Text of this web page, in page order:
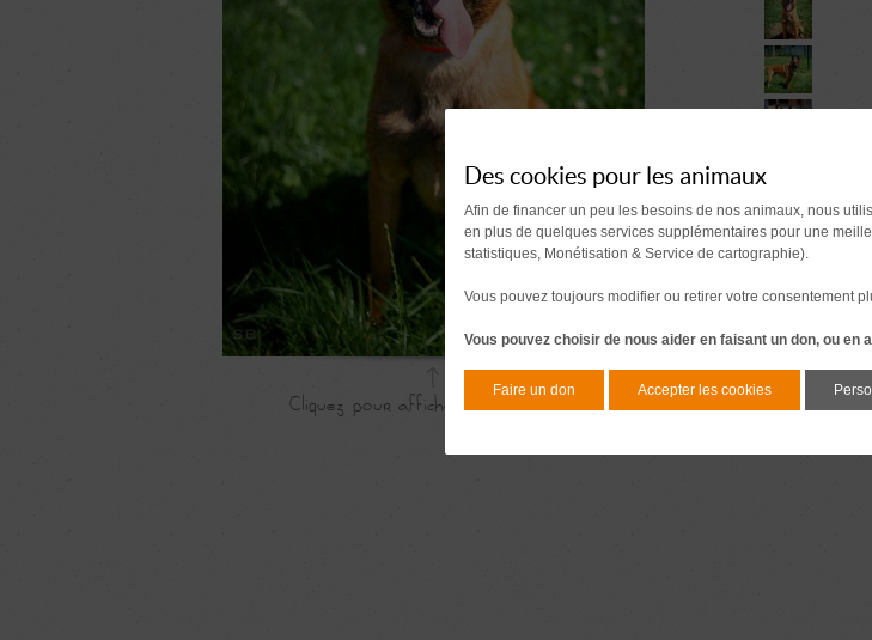
Des cookies pour les animaux
Afin de financer un peu les besoins de nos animaux, nous
en plus de quelques services supplémentaires pour une
statistiques, Monétisation & Service de cartographie).
Vous pouvez toujours modifier ou retirer votre consentement
Vous pouvez choisir de nous aider en faisant un don, ou en
Faire un don Accepter les cookies